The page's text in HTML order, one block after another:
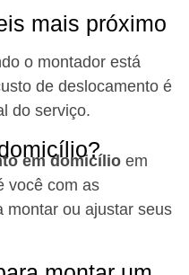
mais próximo
o montador está
de deslocamento é
do serviço.
em domicílio em
você com as
montar ou ajustar seus